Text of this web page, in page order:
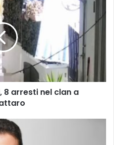
8 arresti nel clan a